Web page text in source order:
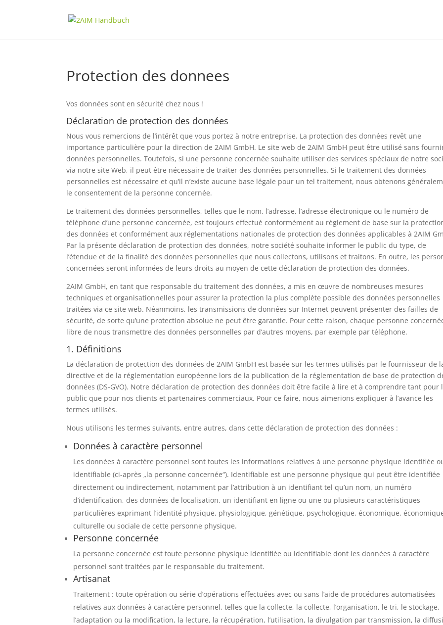
Protection des donnees
Vos données sont en sécurité chez nous !
Déclaration de protection des données
Nous vous remercions de l’intérêt que vous portez à notre entreprise. La protection des données revêt une
importance particulière pour la direction de 2AIM GmbH. Le site web de 2AIM GmbH peut être utilisé sans
données personnelles. Toutefois, si une personne concernée souhaite utiliser des services spéciaux de notre
via notre site Web, il peut être nécessaire de traiter des données personnelles. Si le traitement des données
personnelles est nécessaire et qu’il n’existe aucune base légale pour un tel traitement, nous obtenons
le consentement de la personne concernée.
Le traitement des données personnelles, telles que le nom, l’adresse, l’adresse électronique ou le numéro de
téléphone d’une personne concernée, est toujours effectué conformément au règlement de base sur la
des données et conformément aux réglementations nationales de protection des données applicables à 2AIM
Par la présente déclaration de protection des données, notre société souhaite informer le public du type, de
l’étendue et de la finalité des données personnelles que nous collectons, utilisons et traitons. En outre, les
concernées seront informées de leurs droits au moyen de cette déclaration de protection des données.
2AIM GmbH, en tant que responsable du traitement des données, a mis en œuvre de nombreuses mesures
techniques et organisationnelles pour assurer la protection la plus complète possible des données personnelles
traitées via ce site web. Néanmoins, les transmissions de données sur Internet peuvent présenter des failles de
sécurité, de sorte qu’une protection absolue ne peut être garantie. Pour cette raison, chaque personne
libre de nous transmettre des données personnelles par d’autres moyens, par exemple par téléphone.
1. Définitions
La déclaration de protection des données de 2AIM GmbH est basée sur les termes utilisés par le fournisseur de
directive et de la réglementation européenne lors de la publication de la réglementation de base de protection
données (DS-GVO). Notre déclaration de protection des données doit être facile à lire et à comprendre tant pour
public que pour nos clients et partenaires commerciaux. Pour ce faire, nous aimerions expliquer à l’avance les
termes utilisés.
Nous utilisons les termes suivants, entre autres, dans cette déclaration de protection des données :
Données à caractère personnel
Les données à caractère personnel sont toutes les informations relatives à une personne physique identifiée
identifiable (ci-après „la personne concernée“). Identifiable est une personne physique qui peut être identifiée
directement ou indirectement, notamment par l’attribution à un identifiant tel qu’un nom, un numéro
d’identification, des données de localisation, un identifiant en ligne ou une ou plusieurs caractéristiques
particulières exprimant l’identité physique, physiologique, génétique, psychologique, économique,
culturelle ou sociale de cette personne physique.
Personne concernée
La personne concernée est toute personne physique identifiée ou identifiable dont les données à caractère
personnel sont traitées par le responsable du traitement.
Artisanat
Traitement : toute opération ou série d’opérations effectuées avec ou sans l’aide de procédures automatisées
relatives aux données à caractère personnel, telles que la collecte, la collecte, l’organisation, le tri, le stockage,
l’adaptation ou la modification, la lecture, la récupération, l’utilisation, la divulgation par transmission, la